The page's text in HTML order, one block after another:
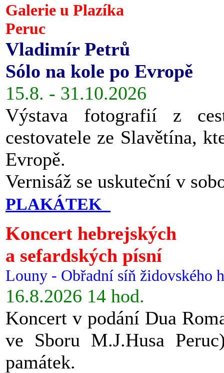
Galerie u Plazíka
Peruc
Vladimír Petrů
Sólo na kole po Evropě
15.8. - 31.10.2026
Výstava fotografií z
cestovatele ze Slavětína,
Evropě.
Vernisáž se uskuteční v
PLAKÁTEK
Koncert hebrejských
a sefardských písní
Louny - Obřadní síň židovského
16.8.2026 14 hod.
Koncert v podání Dua
ve Sboru M.J.Husa
památek.